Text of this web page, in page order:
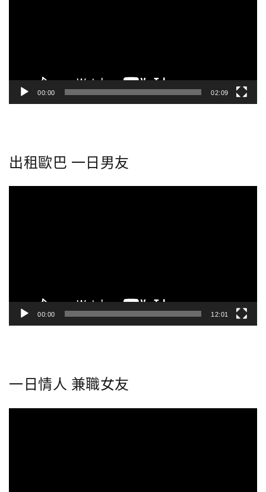
00:00 02:09
出租歐巴 一日男友
00:00 12:01
一日情人 兼職女友